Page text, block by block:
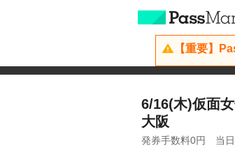
【重要】
6/16(木)仮面
大阪
発券手数料0円 当日